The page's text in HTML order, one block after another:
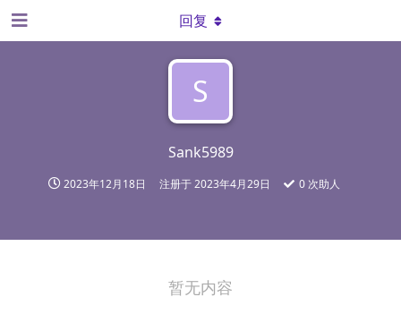
S
Sank5989
2023年12月18日 注册于2023年4月29日 0次助人
回复
暂无内容